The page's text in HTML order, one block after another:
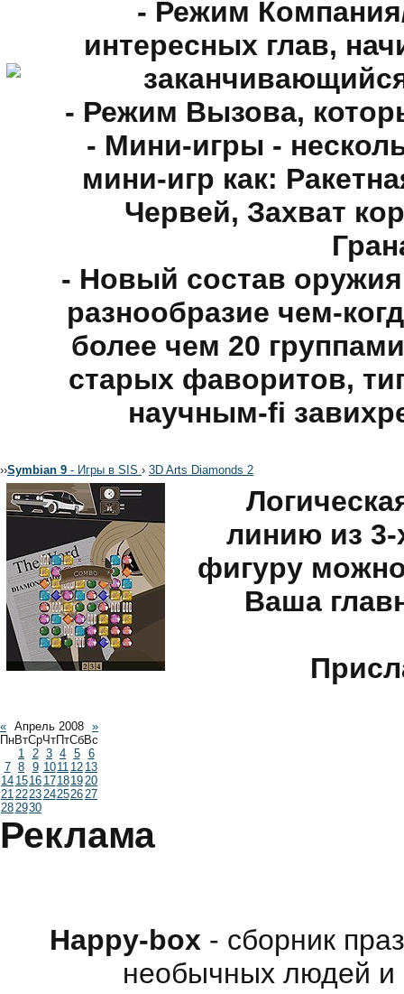
- Режим
интересных глав,
- Режим Вызова,
- Мини-игры -
мини-игр как:
Червей, Захват
- Новый состав
разнообразие чем-
более чем 20
старых фаворитов,
научным-fi
››Symbian 9 - Игры в SIS › 3D Arts Diamonds 2
линию из
фигуру
Ваша
« Апрель 2008 »
ПнВтСрЧтПтСбВс
1 2 3 4 5
6
7 8 9 1011 12 13
14 1516 17181920
21222324252627
282930
Реклама
Happy-box - сборник
необычных людей и